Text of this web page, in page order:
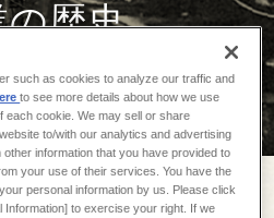
の歴史
から現在にいたるまでを「事業
す。
such as cookies to analyze our traffic and
to see more details about how we use
each cookie. We may sell or share
to/with our analytics and advertising
information that you have provided to
your use of their services. You have the
personal information by us. Please click
Information] to exercise your right. If we